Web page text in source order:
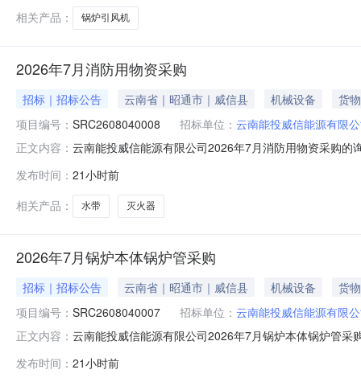
人：云南能投威信能源有
相关产品：
锅炉引风机
2026年7月消防用物资采购
招标｜招标公告 云南省｜昭通市｜威信县 机械设备
货物
项目编号： SRC2608040008 招标单位： 云南能投威信能源有限
正文内容： 云南能投威信能源有限公司2026年7月消防用物资采购
位数量品类备注ByItem水带1.6_65_20盘50.00消防水带
发布时间： 21小时前
相关产品：
水带 灭火器
2026年7月锅炉本体锅炉管采购
招标｜招标公告 云南省｜昭通市｜威信县 机械设备
货物
项目编号： SRC2608040007 招标单位： 云南能投威信能源有限
正文内容： 云南能投威信能源有限公司2026年7月锅炉本体锅炉管
号计量单位数量品类备注ByItem弯管Φ45×8.5根50.00锅
发布时间： 21小时前